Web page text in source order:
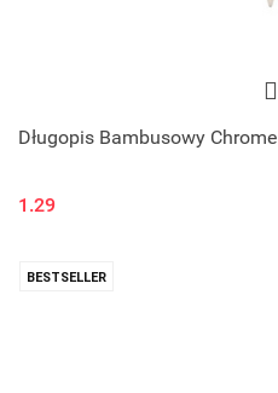
Długopis Bambusowy Chrome
1.29
BESTSELLER